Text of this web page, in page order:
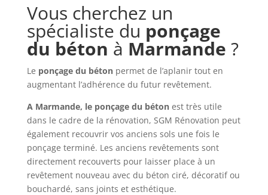
Vous cherchez un
spécialiste du ponçage
du béton à Marmande ?
Le ponçage du bétonpermet de l’aplanir tout en
augmentant l’adhérence du futur revêtement.
A Marmande, le ponçage du béton est très utile
dans le cadre de la rénovation, SGM Rénovation peut
également recouvrir vos anciens sols une fois le
ponçage terminé. Les anciens revêtements sont
directement recouverts pour laisser place à un
revêtement nouveau avec du béton ciré, décoratif ou
bouchardé, sans joints et esthétique.